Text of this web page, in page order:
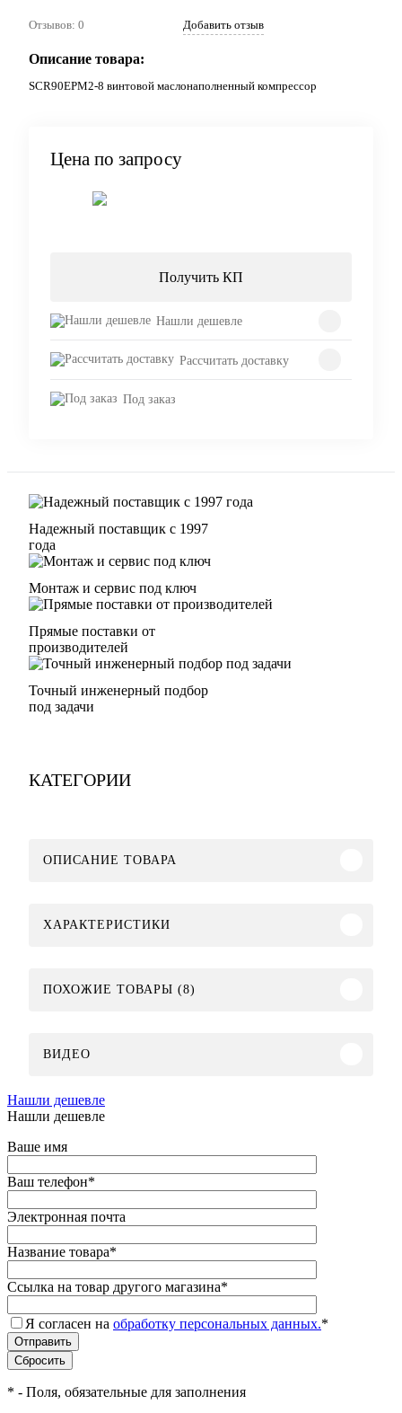
Отзывов: 0 Добавить отзыв
Описание товара:
SCR90EPM2-8 винтовой маслонаполненный компрессор
Цена по запросу
Получить КП
Нашли дешевле
Рассчитать доставку
Под заказ
Надежный поставщик с 1997
года
Монтаж и сервис под ключ
Прямые поставки от
производителей
Точный инженерный подбор
под задачи
КАТЕГОРИИ
ОПИСАНИЕ ТОВАРА
ХАРАКТЕРИСТИКИ
ПОХОЖИЕ ТОВАРЫ (8)
ВИДЕО
Нашли дешевле
Нашли дешевле
Ваше имя
Ваш телефон*
Электронная почта
Название товара*
Ссылка на товар другого магазина*
Я согласен на обработку персональных данных.*
* - Поля, обязательные для заполнения